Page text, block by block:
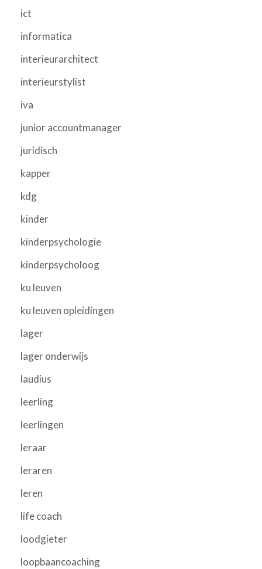
ict
informatica
interieurarchitect
interieurstylist
iva
junior accountmanager
juridisch
kapper
kdg
kinder
kinderpsychologie
kinderpsycholoog
ku leuven
ku leuven opleidingen
lager
lager onderwijs
laudius
leerling
leerlingen
leraar
leraren
leren
life coach
loodgieter
loopbaancoaching